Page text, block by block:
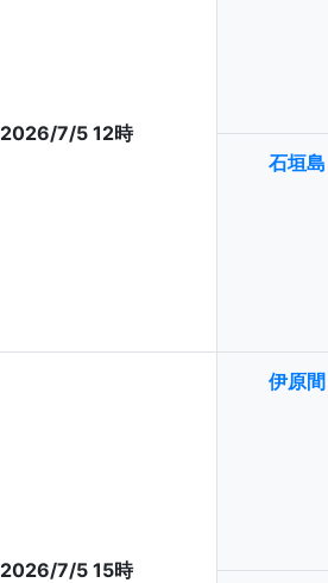
2026/7/5 12時
石垣島
2026/7/5 15時
伊原間